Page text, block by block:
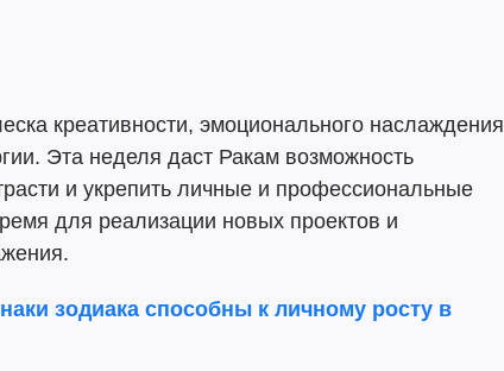
креативности, эмоционального наслаждения
Эта неделя даст Ракам возможность
и укрепить личные и профессиональные
для реализации новых проектов и
зодиака способны к личному росту в